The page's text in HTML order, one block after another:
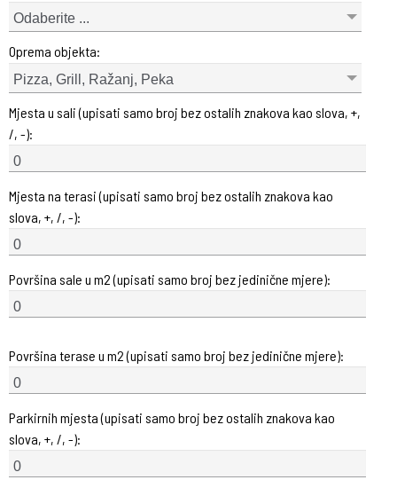
Odaberite ...
Oprema objekta:
Pizza, Grill, Ražanj, Peka
Mjesta u sali (upisati samo broj bez ostalih znakova kao slova, +,
/, -):
Mjesta na terasi (upisati samo broj bez ostalih znakova kao
slova, +, /, -):
Površina sale u m2 (upisati samo broj bez jedinične mjere):
Površina terase u m2 (upisati samo broj bez jedinične mjere):
Parkirnih mjesta (upisati samo broj bez ostalih znakova kao
slova, +, /, -):